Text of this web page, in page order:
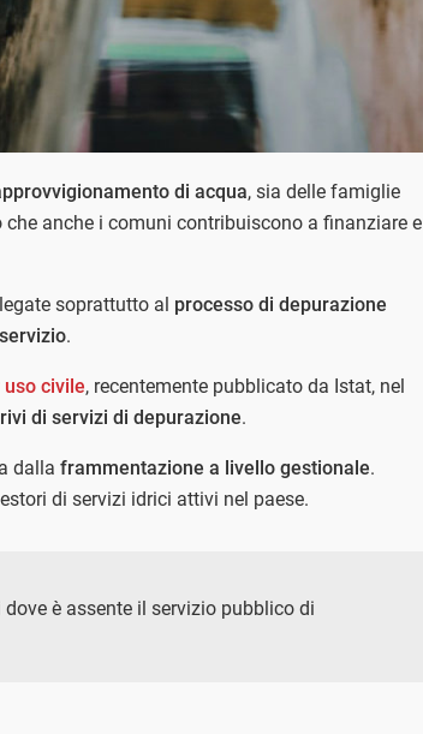
di acqua, sia delle famiglie
anche i comuni contribuiscono a finanziare e
soprattutto al processo di depurazione
.
civile, recentemente pubblicato da Istat, nel
di servizi di depurazione.
dalla frammentazione a livello gestionale.
di servizi idrici attivi nel paese.
è assente il servizio pubblico di